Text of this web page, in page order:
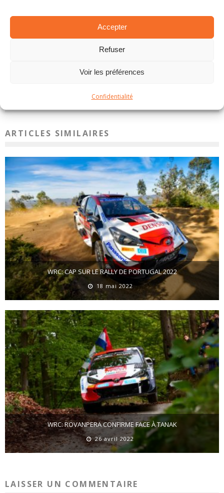
Accepter
Refuser
Voir les préférences
Confidentialité
WRC-3
PARTAGER SUR:
ARTICLES SIMILAIRES
WRC: CAP SUR LE RALLY DE PORTUGAL 2022
18 mai 2022
WRC: ROVANPERÄ CONFIRME FACE À TANAK
26 avril 2022
LAISSER UN COMMENTAIRE